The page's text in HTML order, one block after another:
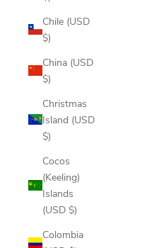
Chile (USD
$)
China (USD
$)
Christmas
Island (USD
$)
Cocos
(Keeling)
Islands
(USD $)
Colombia